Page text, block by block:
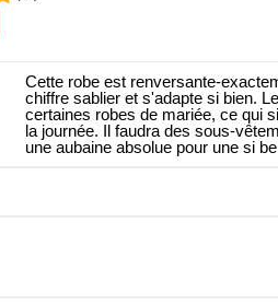
Cette robe est renversante-
chiffre sablier et s'adapte si bien.
certaines robes de mariée, ce qui
la journée. Il faudra des sous-
une aubaine absolue pour une si